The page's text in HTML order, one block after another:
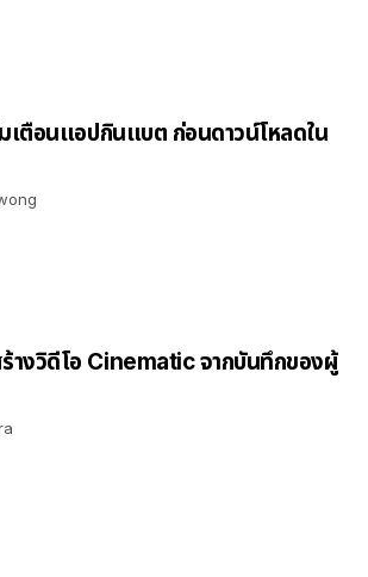
เตือนแอปกินแบต ก่อนดาวน์โหลดใน
างวิดีโอ Cinematic จากบันทึกของผู้